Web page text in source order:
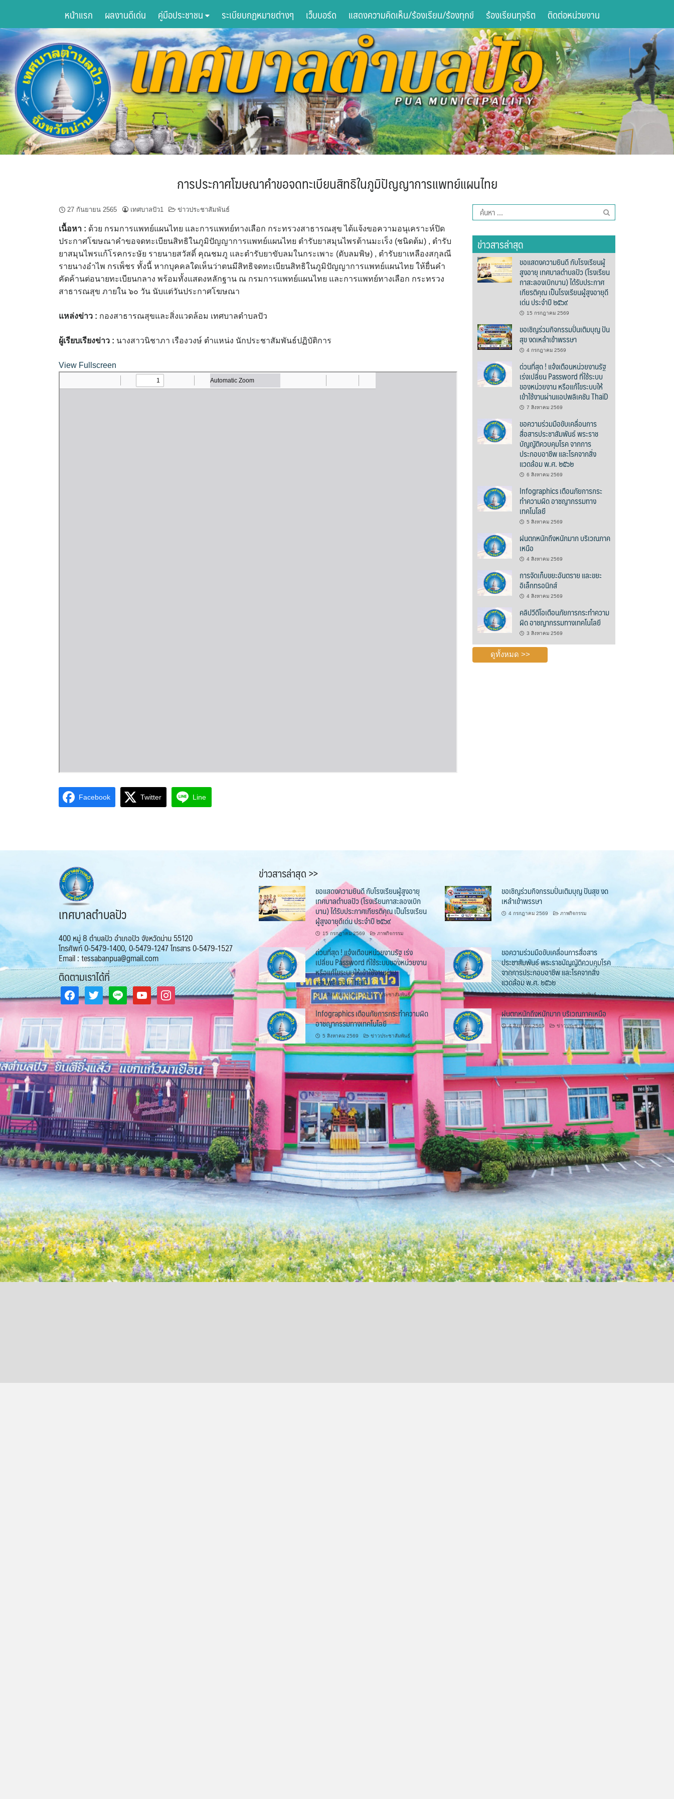
content
หน้าแรก ผลงานดีเด่น คู่มือประชาชน ระเบียบกฏหมายต่างๆ เว็บบอร์ด แสดงความคิดเห็น/ร้องเรียน/ร้องทุกข์ ร้องเรียนทุจริต ติดต่อหน่วยงาน
การประกาศโฆษณาคำขอจดทะเบียนสิทธิในภูมิปัญญาการแพทย์แผนไทย
27 กันยายน 2565 เทศบาลปัว1 ข่าวประชาสัมพันธ์
เนื้อหา : ด้วย กรมการแพทย์แผนไทย และการแพทย์ทางเลือก กระทรวงสาธารณสุข ได้แจ้งขอความอนุเคราะห์ปิด
ประกาศโฆษณาคำขอจดทะเบียนสิทธิในภูมิปัญญาการแพทย์แผนไทย ตำรับยาสมุนไพรต้านมะเร็ง (ชนิดต้ม) , ตำรับ
ยาสมุนไพรแก้โรคกระษัย รายนายสวัสดิ์ คุณชมภู และตำรับยาขับลมในกระเพาะ (ดับลมพิษ) , ตำรับยาเหลืองสกุลณี
รายนางอำไพ กรเพ็ชร ทั้งนี้ หากบุคคลใดเห็นว่าตนมีสิทธิจดทะเบียนสิทธิในภูมิปัญญาการแพทย์แผนไทย ให้ยื่นคำ
คัดค้านต่อนายทะเบียนกลาง พร้อมทั้งแสดงหลักฐาน ณ กรมการแพทย์แผนไทย และการแพทย์ทางเลือก กระทรวง
สาธารณสุข ภายใน ๖๐ วัน นับแต่วันประกาศโฆษณา
แหล่งข่าว : กองสาธารณสุขและสิ่งแวดล้อม เทศบาลตำบลปัว
ผู้เรียบเรียงข่าว : นางสาวนิชาภา เรืองวงษ์ ตำแหน่ง นักประชาสัมพันธ์ปฏิบัติการ
View Fullscreen
Facebook Twitter Line
ค้นหา
สำหรับ:
ข่าวสารล่าสุด
ขอแสดงความยินดี กับโรงเรียนผู้
สูงอายุ เทศบาลตำบลปัว (โรงเรียน
กาสะลองเบิกบาน) ได้รับประกาศ
เกียรติคุณ เป็นโรงเรียนผู้สูงอายุดี
เด่น ประจำปี ๒๕๖๙
15 กรกฎาคม 2569
ขอเชิญร่วมกิจกรรมปั่นเติมบุญ ปัน
สุข งดเหล้าเข้าพรรษา
4 กรกฎาคม 2569
ด่วนที่สุด ! แจ้งเตือนหน่วยงานรัฐ
เร่งเปลี่ยน Password ที่ใช้ระบบ
ของหน่วยงาน หรือแก้ไขระบบให้
เข้าใช้งานผ่านแอปพลิเคชัน ThaiD
7 สิงหาคม 2569
ขอความร่วมมือขับเคลื่อนการ
สื่อสารประชาสัมพันธ์ พระราช
บัญญัติควบคุมโรค จากการ
ประกอบอาชีพ และโรคจากสิ่ง
แวดล้อม พ.ศ. ๒๕๖๒
6 สิงหาคม 2569
Infographics เตือนภัยการกระ
ทำความผิด อาชญากรรมทาง
เทคโนโลยี
5 สิงหาคม 2569
ฝนตกหนักถึงหนักมาก บริเวณภาค
เหนือ
4 สิงหาคม 2569
การจัดเก็บขยะอันตราย และขยะ
อิเล็กทรอนิกส์
4 สิงหาคม 2569
คลิปวีดีโอเตือนภัยการกระทำความ
ผิด อาชญากรรมทางเทคโนโลยี
3 สิงหาคม 2569
ดูทั้งหมด >>
เทศบาลตำบลปัว
400 หมู่ 8 ตำบลปัว อำเภอปัว จังหวัดน่าน 55120
โทรศัพท์ 0-5479-1400, 0-5479-1247 โทรสาร 0-5479-1527
Email : tessabanpua@gmail.com
ติดตามเราได้ที่
facebooktwitter line youtubeinstagram
ข่าวสารล่าสุด >>
ขอแสดงความยินดี กับโรงเรียนผู้สูงอายุ
เทศบาลตำบลปัว (โรงเรียนกาสะลองเบิก
บาน) ได้รับประกาศเกียรติคุณ เป็นโรงเรียน
ผู้สูงอายุดีเด่น ประจำปี ๒๕๖๙
15 กรกฎาคม 2569 ภาพกิจกรรม
ขอเชิญร่วมกิจกรรมปั่นเติมบุญ ปันสุข งด
เหล้าเข้าพรรษา
4 กรกฎาคม 2569 ภาพกิจกรรม
ด่วนที่สุด ! แจ้งเตือนหน่วยงานรัฐ เร่ง
เปลี่ยน Password ที่ใช้ระบบของหน่วยงาน
หรือแก้ไขระบบให้เข้าใช้งานผ่าน
แอปพลิเคชัน ThaiD
7 สิงหาคม 2569 ข่าวประชาสัมพันธ์
ขอความร่วมมือขับเคลื่อนการสื่อสาร
ประชาสัมพันธ์ พระราชบัญญัติควบคุมโรค
จากการประกอบอาชีพ และโรคจากสิ่ง
แวดล้อม พ.ศ. ๒๕๖๒
6 สิงหาคม 2569 ข่าวประชาสัมพันธ์
Infographics เตือนภัยการกระทำความผิด
อาชญากรรมทางเทคโนโลยี
5 สิงหาคม 2569 ข่าวประชาสัมพันธ์
ฝนตกหนักถึงหนักมาก บริเวณภาคเหนือ
4 สิงหาคม 2569 ข่าวประชาสัมพันธ์